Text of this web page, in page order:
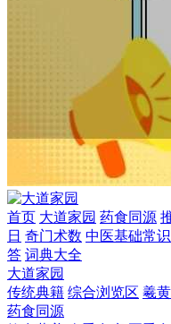
首页 大道家园 药食同源
日 奇门术数 中医基础常识
答 词典大全
大道家园
传统典籍 综合浏览区 羲
药食同源